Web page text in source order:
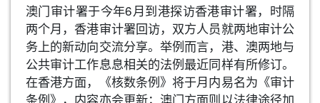
澳门审计署于今年6月到港探访香港审计署，时隔
两个月，香港审计署回访，双方人员就两地审计公
务上的新动向交流分享。举例而言，港、澳两地与
公共审计工作息息相关的法例最近同样有所修订。
在香港方面，《核数条例》将于月内易名为《审计
条例》，内容亦会更新；澳门方面则以法律途径加